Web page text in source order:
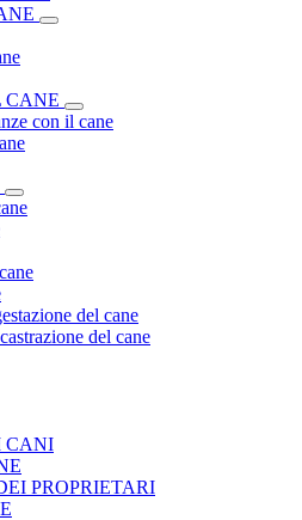
CANE
con il cane
del cane
del cane
CANI
PROPRIETARI